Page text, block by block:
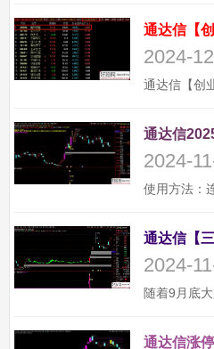
通达信【
2024-
通达信
2024-
2024-
通达信涨